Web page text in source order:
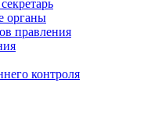
органы
правления
контроля